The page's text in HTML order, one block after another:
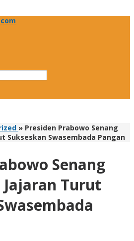
» Presiden Prabowo Senang
Sukseskan Swasembada Pangan
Senang
Turut